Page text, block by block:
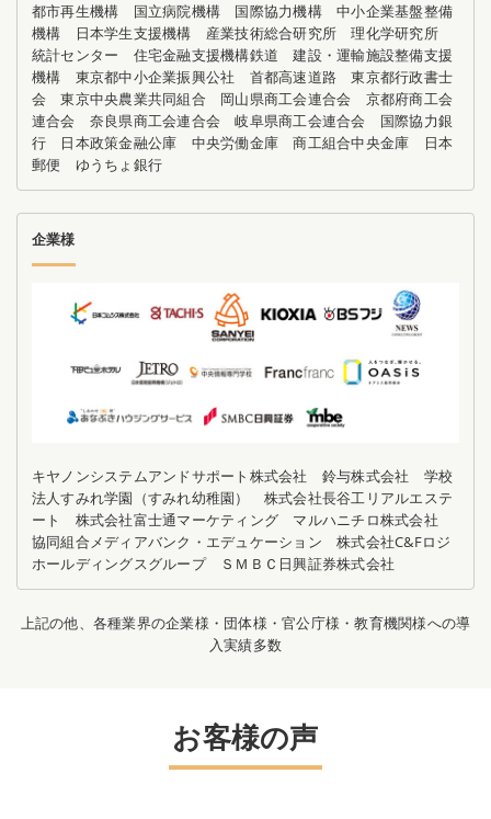
都市再生機構 国立病院機構 国際協力機構 中小企業基盤整備
機構 日本学生支援機構 産業技術総合研究所 理化学研究所
統計センター 住宅金融支援機構鉄道 建設・運輸施設整備支援
機構 東京都中小企業振興公社 首都高速道路 東京都行政書士
会 東京中央農業共同組合 岡山県商工会連合会 京都府商工会
連合会 奈良県商工会連合会 岐阜県商工会連合会 国際協力銀
行 日本政策金融公庫 中央労働金庫 商工組合中央金庫 日本
郵便 ゆうちょ銀行
企業様
キヤノンシステムアンドサポート株式会社 鈴与株式会社 学校
法人すみれ学園（すみれ幼稚園） 株式会社長谷工リアルエステ
ート 株式会社富士通マーケティング マルハニチロ株式会社
協同組合メディアバンク・エデュケーション 株式会社C&Fロジ
ホールディングスグループ ＳＭＢＣ日興証券株式会社
上記の他、各種業界の企業様・団体様・官公庁様・教育機関様への導
入実績多数
お客様の声